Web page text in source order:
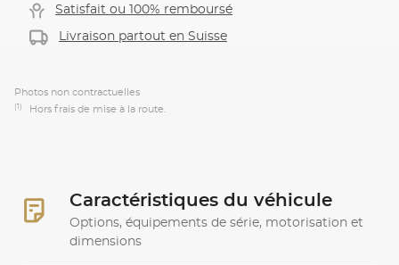
Satisfait ou 100% remboursé
Livraison partout en Suisse
Photos non contractuelles
(1) Hors frais de mise à la route.
Caractéristiques du véhicule
Options, équipements de série, motorisation et
dimensions